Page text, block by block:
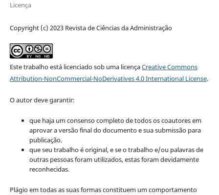
Licença
Copyright (c) 2023 Revista de Ciências da Administração
Este trabalho está licenciado sob uma licençaCreative Commons
Attribution-NonCommercial-NoDerivatives 4.0 International License.
O autor deve garantir:
que haja um consenso completo de todos os coautores em
aprovar a versão final do documento e sua submissão para
publicação.
que seu trabalho é original, e se o trabalho e/ou palavras de
outras pessoas foram utilizados, estas foram devidamente
reconhecidas.
Plágio em todas as suas formas constituem um comportamento